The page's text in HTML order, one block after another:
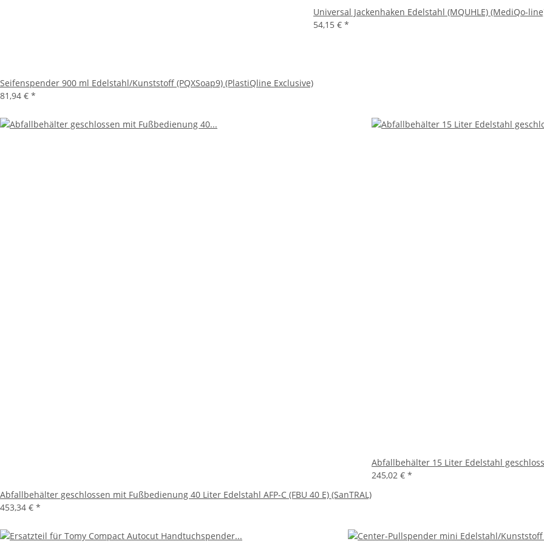
Seifenspender 900 ml Edelstahl/Kunststoff (PQXSoap9) (PlastiQline Exclusive)
81,94 € *
Universal Jackenhaken Edelstahl (MQUHLE) (MediQo-
54,15 € *
Abfallbehälter geschlossen mit Fußbedienung 40 Liter Edelstahl AFP-C (FBU 40 E) (SanTRAL)
453,34 € *
Abfallbehälter 15 Liter Edelstahl
245,02 € *